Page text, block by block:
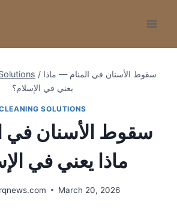
/ سقوط الأسنان في المنام — ماذا
يعني في الإسلام؟
SOLUTIONS
سقوط الأسنان في
ماذا يعني في
March 20, 2026